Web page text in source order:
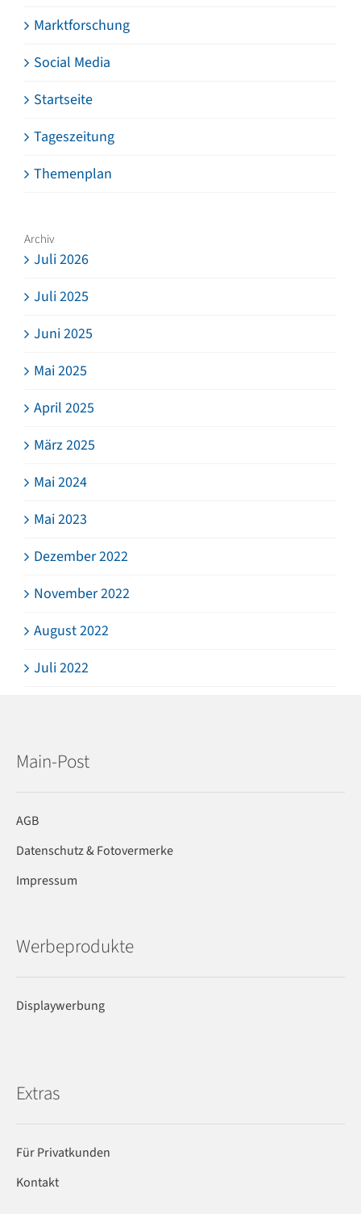
Marktforschung
Social Media
Startseite
Tageszeitung
Themenplan
Archiv
Juli 2026
Juli 2025
Juni 2025
Mai 2025
April 2025
März 2025
Mai 2024
Mai 2023
Dezember 2022
November 2022
August 2022
Juli 2022
Main-Post
AGB
Datenschutz & Fotovermerke
Impressum
Werbeprodukte
Displaywerbung
Extras
Für Privatkunden
Kontakt